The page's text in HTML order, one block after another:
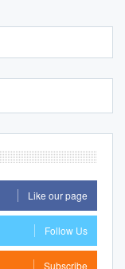
Like our page
Follow Us
Subscribe